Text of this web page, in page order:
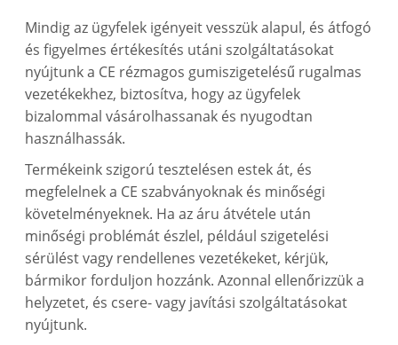
Mindig az ügyfelek igényeit vesszük alapul, és átfogó
és figyelmes értékesítés utáni szolgáltatásokat
nyújtunk a CE rézmagos gumiszigetelésű rugalmas
vezetékekhez, biztosítva, hogy az ügyfelek
bizalommal vásárolhassanak és nyugodtan
használhassák.
Termékeink szigorú tesztelésen estek át, és
megfelelnek a CE szabványoknak és minőségi
követelményeknek. Ha az áru átvétele után
minőségi problémát észlel, például szigetelési
sérülést vagy rendellenes vezetékeket, kérjük,
bármikor forduljon hozzánk. Azonnal ellenőrizzük a
helyzetet, és csere- vagy javítási szolgáltatásokat
nyújtunk.